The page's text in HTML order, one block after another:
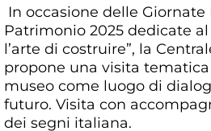
In occasione delle Giornate
Patrimonio 2025 dedicate
l’arte di costruire”, la
propone una visita tematica
museo come luogo di
futuro. Visita con
dei segni italiana.